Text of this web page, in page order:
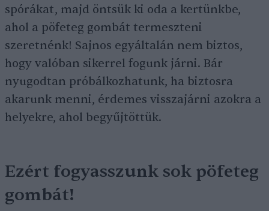
spórákat, majd öntsük ki oda a kertünkbe,
ahol a pöfeteg gombát termeszteni
szeretnénk! Sajnos egyáltalán nem biztos,
hogy valóban sikerrel fogunk járni. Bár
nyugodtan próbálkozhatunk, ha biztosra
akarunk menni, érdemes visszajárni azokra a
helyekre, ahol begyűjtöttük.
Ezért fogyasszunk sok pöfeteg
gombát!